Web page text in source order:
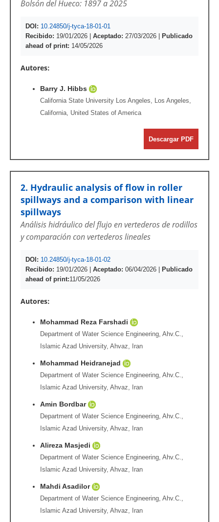
Bolsón del Hueco: 1897 a 2025
DOI: 10.24850/j-tyca-18-01-01
Recibido: 19/01/2026| Aceptado: 27/03/2026|
Publicado
ahead of print: 14/05/2026
Autores:
Barry J. Hibbs
California State University Los Angeles, Los Angeles,
California, United States of America
Descargar PDF
2. Hydraulic analysis of flow in roller
spillways and a comparison with linear
spillways
Análisis hidráulico del flujo en vertederos de rodillos
y comparación con vertederos lineales
DOI: 10.24850/j-tyca-18-01-02
Recibido: 19/01/2026| Aceptado: 06/04/2026|
Publicado
ahead of print:11/05/2026
Autores:
Mohammad Reza Farshadi
Department of Water Science Engineering, Ahv.C.,
Islamic Azad University, Ahvaz, Iran
Mohammad Heidranejad
Department of Water Science Engineering, Ahv.C.,
Islamic Azad University, Ahvaz, Iran
Amin Bordbar
Department of Water Science Engineering, Ahv.C.,
Islamic Azad University, Ahvaz, Iran
Alireza Masjedi
Department of Water Science Engineering, Ahv.C.,
Islamic Azad University, Ahvaz, Iran
Mahdi Asadilor
Department of Water Science Engineering, Ahv.C.,
Islamic Azad University, Ahvaz, Iran